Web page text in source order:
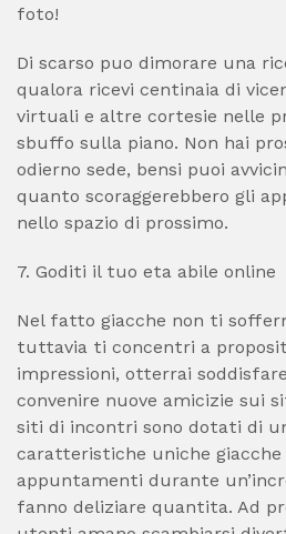
foto!
Di scarso puo dimorare una
qualora ricevi centinaia di
virtuali e altre cortesie nelle
sbuffo sulla piano. Non hai
odierno sede, bensi puoi
quanto scoraggerebbero gli
nello spazio di prossimo.
7. Goditi il tuo eta abile online
Nel fatto giacche non ti
tuttavia ti concentri a
impressioni, otterrai
convenire nuove amicizie sui
siti di incontri sono dotati di
caratteristiche uniche
appuntamenti durante
fanno deliziare quantita. Ad